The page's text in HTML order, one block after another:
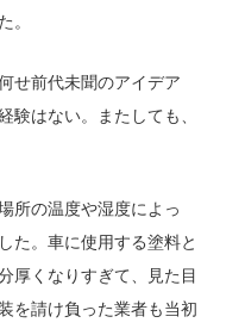
。
せ前代未聞のアイデア
験はない。またしても、
所の温度や湿度によっ
た。車に使用する塗料と
厚くなりすぎて、見た目
を請け負った業者も当初